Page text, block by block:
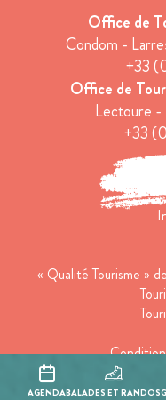
AGENDABALADES ET RANDOS
Office de
Condom -
+33
Office de
Lectoure -
+33
« Qualité Tourisme »